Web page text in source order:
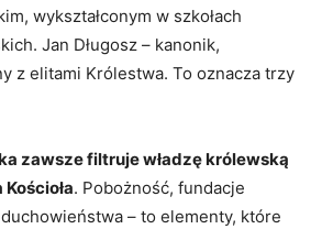
wykształconym w szkołach
Jan Długosz – kanonik,
z elitami Królestwa. To oznacza trzy
zawsze filtruje władzę królewską
. Pobożność, fundacje
– to elementy, które